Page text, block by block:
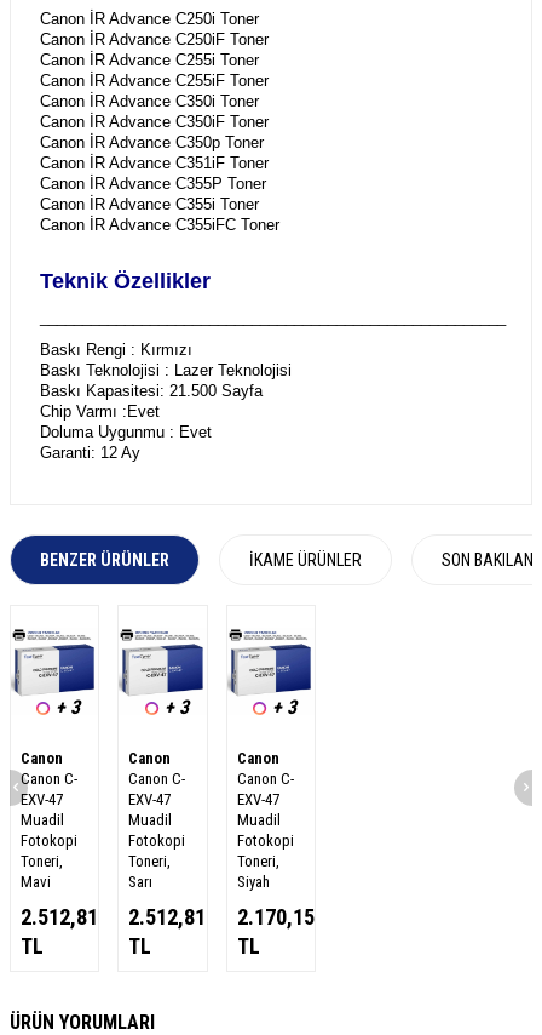
Canon İR Advance C250i Toner
Canon İR Advance C250iF Toner
Canon İR Advance C255i Toner
Canon İR Advance C255iF Toner
Canon İR Advance C350i Toner
Canon İR Advance C350iF Toner
Canon İR Advance C350p Toner
Canon İR Advance C351iF Toner
Canon İR Advance C355P Toner
Canon İR Advance C355i Toner
Canon İR Advance C355iFC Toner
Teknik Özellikler
Baskı Rengi : Kırmızı
Baskı Teknolojisi : Lazer Teknolojisi
Baskı Kapasitesi: 21.500 Sayfa
Chip Varmı :Evet
Doluma Uygunmu : Evet
Garanti: 12 Ay
BENZER ÜRÜNLER İKAME ÜRÜNLER SON
+ 3
Canon
Canon C-
EXV-47
Muadil
Fotokopi
Toneri,
Mavi
2.512,81
TL
+ 3
Canon
Canon C-
EXV-47
Muadil
Fotokopi
Toneri,
Sarı
2.512,81
TL
+ 3
Canon
Canon C-
EXV-47
Muadil
Fotokopi
Toneri,
Siyah
2.170,15
TL
ÜRÜN YORUMLARI